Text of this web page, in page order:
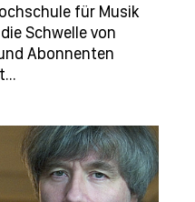
für Musik
Schwelle von
Abonnenten